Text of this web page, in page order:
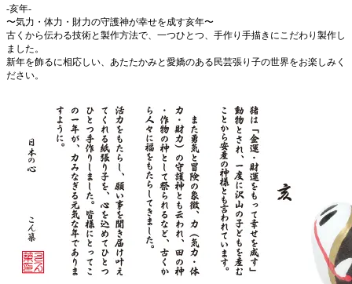
-亥年-
〜気力・体力・財力の守護神が幸せを成す亥年〜
古くから伝わる技術と製作方法で、一つひとつ、手作り手描きにこだわり製作し
ました。
新年を飾るに相応しい、あたたかみと愛嬌のある民芸張り子の世界をお楽しみく
ださい。